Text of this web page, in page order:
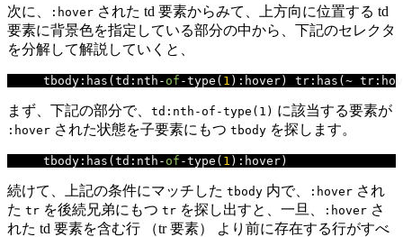
次に、 :hover された td 要素からみて、上方向に位置する td
要素に背景色を指定している部分の中から、下記のセレクタ
を分解して解説していくと、
tbody : has (td : nth - of -type ( 1 ): hover) tr : has (~ tr :
まず、下記の部分で、 td:nth-of-type(1) に該当する要素が
:hover された状態を子要素にもつ tbody を探します。
tbody : has (td : nth - of -type ( 1 ): hover)
続けて、上記の条件にマッチした tbody 内で、 :hover され
た tr を後続兄弟にもつ tr を探し出すと、一旦、 :hover さ
れた td 要素を含む行 （tr 要素） より前に存在する行がすべ